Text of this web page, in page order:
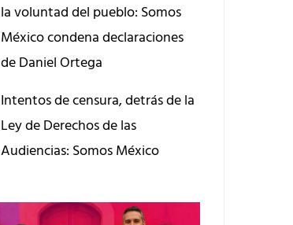
la voluntad del pueblo: Somos
México condena declaraciones
de Daniel Ortega
Intentos de censura, detrás de la
Ley de Derechos de las
Audiencias: Somos México